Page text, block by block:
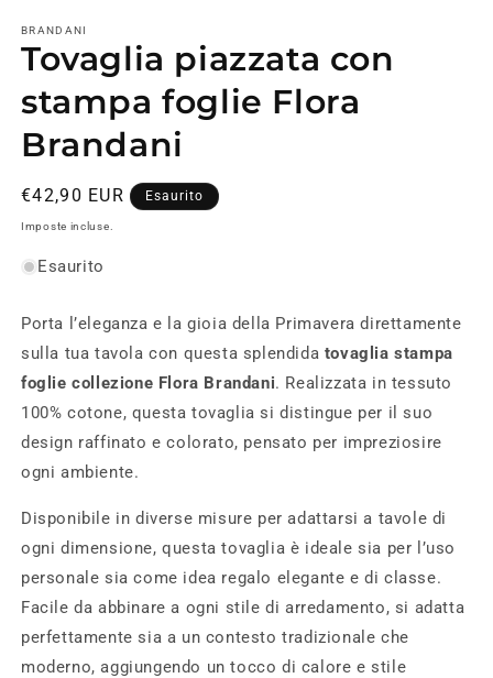
BRANDANI
Tovaglia piazzata con
stampa foglie Flora
Brandani
Prezzo
di
€42,90 EUR Esaurito
Imposte incluse.
Esaurito
Porta l’eleganza e la gioia della Primavera direttamente
sulla tua tavola con questa splendida tovaglia stampa
foglie collezione Flora Brandani. Realizzata in tessuto
100% cotone, questa tovaglia si distingue per il suo
design raffinato e colorato, pensato per impreziosire
ogni ambiente.
Disponibile in diverse misure per adattarsi a tavole di
ogni dimensione, questa tovaglia è ideale sia per l’uso
personale sia come idea regalo elegante e di classe.
Facile da abbinare a ogni stile di arredamento, si adatta
perfettamente sia a un contesto tradizionale che
moderno, aggiungendo un tocco di calore e stile